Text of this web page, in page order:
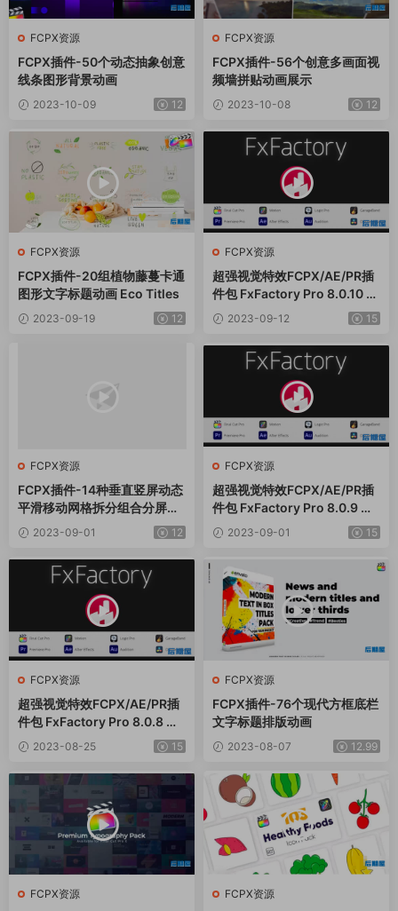
FCPX资源
FCPX插件-50个动态抽象创意
线条图形背景动画
2023-10-09 12
FCPX资源
FCPX插件-56个创意多画面视
频墙拼贴动画展示
2023-10-08 12
FCPX资源
FCPX插件-20组植物藤蔓卡通
图形文字标题动画 Eco Titles
2023-09-19 12
FCPX资源
超强视觉特效FCPX/AE/PR插
件包 FxFactory Pro 8.0.10 M
ac全解锁版
2023-09-12 15
FCPX资源
FCPX插件-14种垂直竖屏动态
平滑移动网格拆分组合分屏动
画 2023-09-01 12
FCPX资源
超强视觉特效FCPX/AE/PR插
件包 FxFactory Pro 8.0.9 Ma
c全解锁版
2023-09-01 15
FCPX资源
超强视觉特效FCPX/AE/PR插
件包 FxFactory Pro 8.0.8 Ma
c全解锁版
2023-08-25 15
FCPX资源
FCPX插件-76个现代方框底栏
文字标题排版动画
2023-08-07 12.99
FCPX资源 FCPX资源